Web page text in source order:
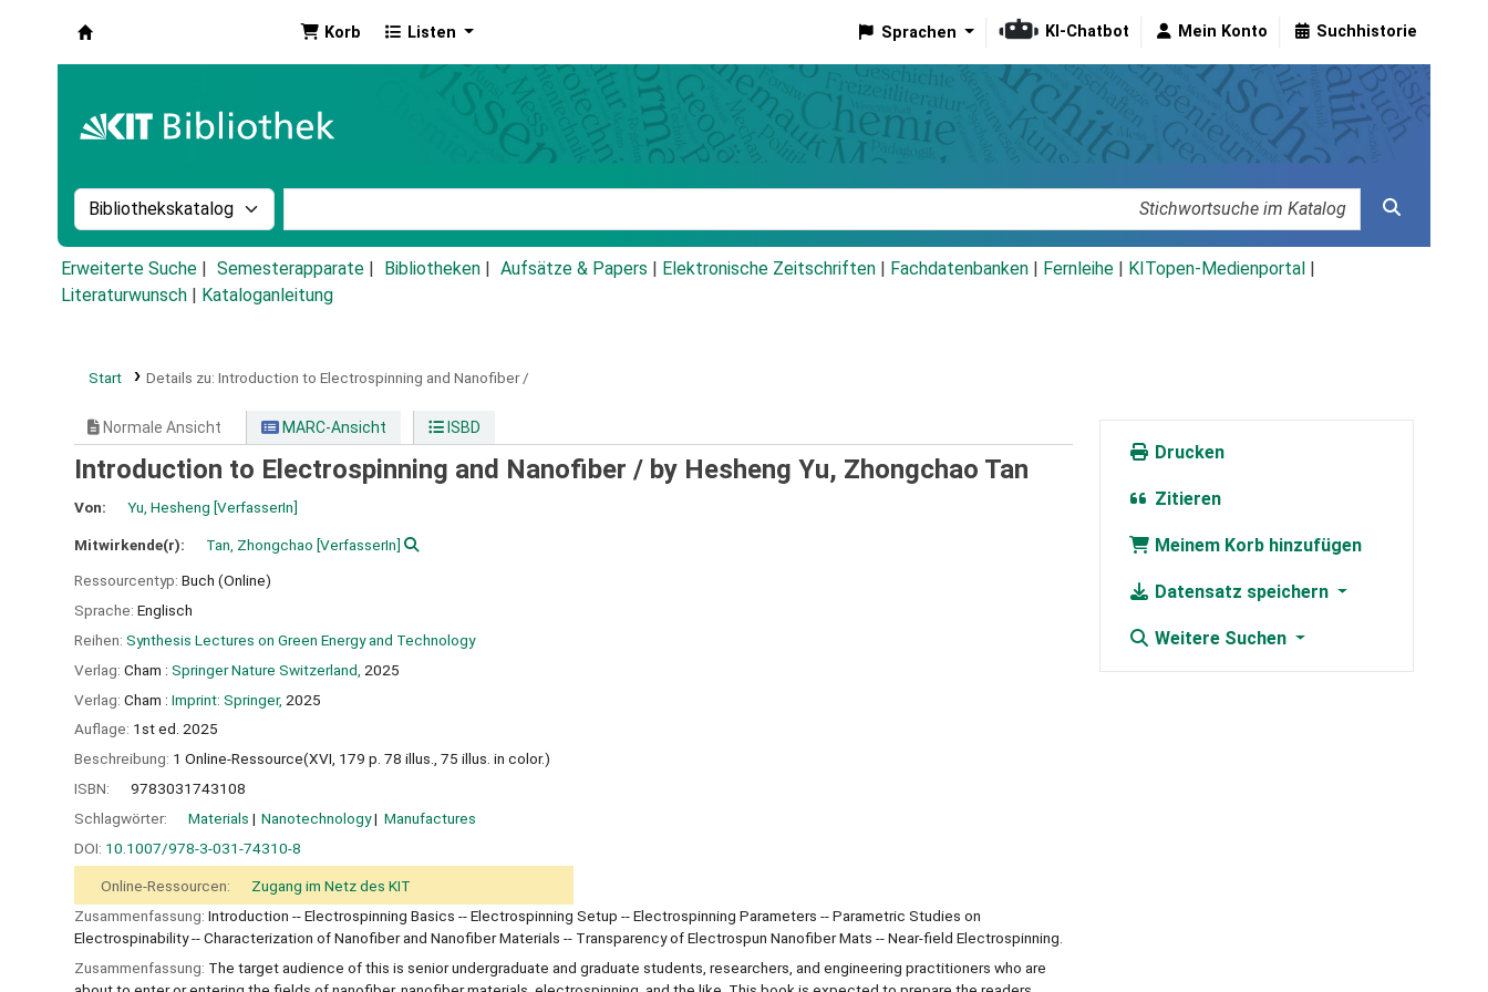
Korb Listen Sprachen KI-Chatbot Mein Konto Suchhistorie
Suche im Katalog nach:
Erweiterte Suche Semesterapparate Bibliotheken Aufsätze & Papers Elektronische Zeitschriften Fachdatenbanken Fernleihe KITopen-Medienportal
Literaturwunsch
Kataloganleitung
Start Details zu: Introduction to Electrospinning and Nanofiber /
Normale Ansicht MARC-Ansicht ISBD
Introduction to Electrospinning and Nanofiber / by Hesheng Yu, Zhongchao Tan
Von: Yu, Hesheng [VerfasserIn]
Mitwirkende(r): Tan, Zhongchao [VerfasserIn]
Ressourcentyp: Buch (Online)
Sprache: Englisch
Reihen: Synthesis Lectures on Green Energy and Technology
Verlag: Cham : Springer Nature Switzerland, 2025
Verlag: Cham : Imprint: Springer, 2025
Auflage: 1st ed. 2025
Beschreibung: 1 Online-Ressource(XVI, 179 p. 78 illus., 75 illus. in color.)
ISBN:
9783031743108
Schlagwörter:
Materials Nanotechnology
Manufactures
DOI: 10.1007/978-3-031-74310-8
Online-Ressourcen:
Zugang im Netz des KIT
Zusammenfassung: Introduction -- Electrospinning Basics -- Electrospinning Setup -- Electrospinning Parameters -- Parametric Studies on
Electrospinability -- Characterization of Nanofiber and Nanofiber Materials -- Transparency of Electrospun Nanofiber Mats -- Near-field Electrospinning.
Zusammenfassung: The target audience of this is senior undergraduate and graduate students, researchers, and engineering practitioners who are
Drucken
Zitieren
Meinem Korb hinzufügen
Datensatz speichern
Weitere Suchen